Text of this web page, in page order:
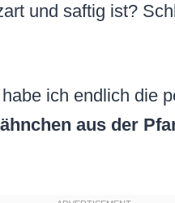
und saftig ist?
ich endlich die
aus der